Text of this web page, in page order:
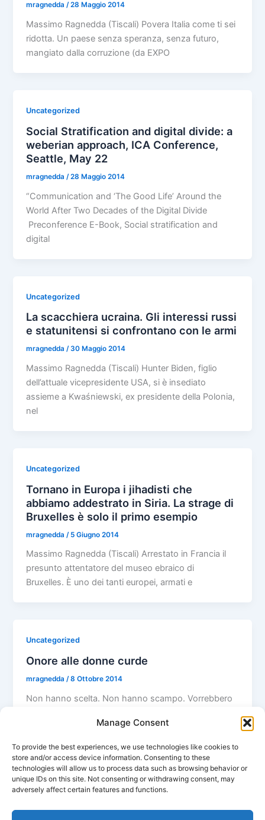
Manage Consent
To provide the best experiences, we use technologies like cookies to
store and/or access device information. Consenting to these
technologies will allow us to process data such as browsing behavior or
unique IDs on this site. Not consenting or withdrawing consent, may
adversely affect certain features and functions.
mragnedda/28 Maggio 2014
Massimo Ragnedda (Tiscali) Povera Italia come ti sei
ridotta. Un paese senza speranza, senza futuro,
mangiato dalla corruzione (da EXPO
Uncategorized
Social Stratification and digital divide: a
weberian approach, ICA Conference,
Seattle, May 22
mragnedda /28 Maggio 2014
“Communication and ‘The Good Life’ Around the
World After Two Decades of the Digital Divide
Preconference E-Book, Social stratification and
digital
Uncategorized
La scacchiera ucraina. Gli interessi russi
e statunitensi si confrontano con le armi
mragnedda/30 Maggio 2014
Massimo Ragnedda (Tiscali) Hunter Biden, figlio
dell’attuale vicepresidente USA, si è insediato
assieme a Kwaśniewski, ex presidente della Polonia,
nel
Uncategorized
Tornano in Europa i jihadisti che
abbiamo addestrato in Siria. La strage di
Bruxelles è solo il primo esempio
mragnedda / 5 Giugno 2014
Massimo Ragnedda (Tiscali) Arrestato in Francia il
presunto attentatore del museo ebraico di
Bruxelles. È uno dei tanti europei, armati e
Uncategorized
Onore alle donne curde
mragnedda/8 Ottobre 2014
Non hanno scelta. Non hanno scampo. Vorrebbero
curde. Nel Kurdistan siriano,
←Precedente 1 2
Successivo→